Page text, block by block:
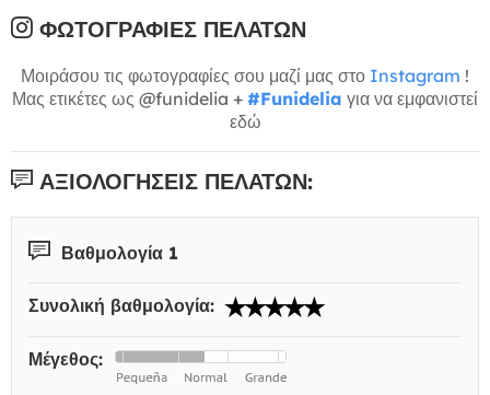
ΦΩΤΟΓΡΑΦΊΕΣ ΠΕΛΑΤΏΝ
Μοιράσου τις φωτογραφίες σου μαζί μας στο Instagram !
Μας ετικέτες ως @funidelia + #Funidelia για να εμφανιστεί
εδώ
ΑΞΙΟΛΟΓΉΣΕΙΣ ΠΕΛΑΤΏΝ:
Βαθμολογία 1
Συνολική βαθμολογία:
Μέγεθος: